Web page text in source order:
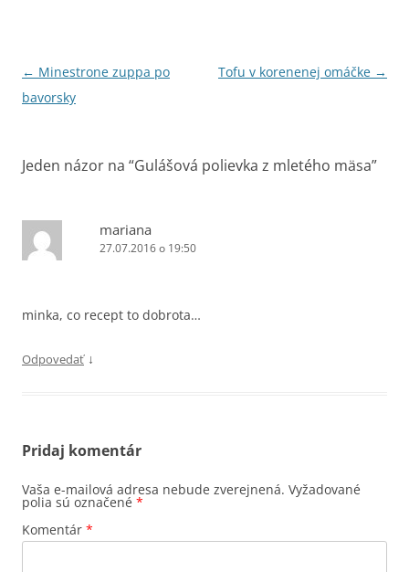
Navigácia
článkami
← Minestrone zuppa po
bavorsky
Tofu v korenenej omáčke →
Jeden názor na “Gulášová polievka z mletého mäsa”
mariana
27.07.2016 o 19:50
minka, co recept to dobrota…
Odpovedať ↓
Pridaj komentár
Vaša e-mailová adresa nebude zverejnená. Vyžadované
polia sú označené *
Komentár *